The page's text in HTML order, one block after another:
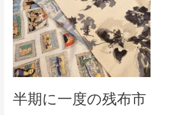
半期に一度の残布市
市